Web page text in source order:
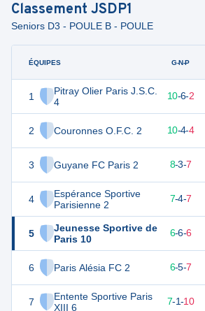
Classement JSDP1
Seniors D3 - POULE B - POULE
ÉQUIPES
1
Pitray Olier Paris J.S.C.
4
2 Couronnes O.F.C. 2
3 Guyane FC Paris 2
4
Espérance Sportive
Parisienne 2
5
Jeunesse Sportive de
Paris 10
6 Paris Alésia FC 2
7
Entente Sportive Paris
XIII 6
G-N-P
36 18 10-6-2
34 10-4-4
27 8-3-7
25 7-4-7
24 18 6-6-6
23 6-5-7
22 18 7-1-10